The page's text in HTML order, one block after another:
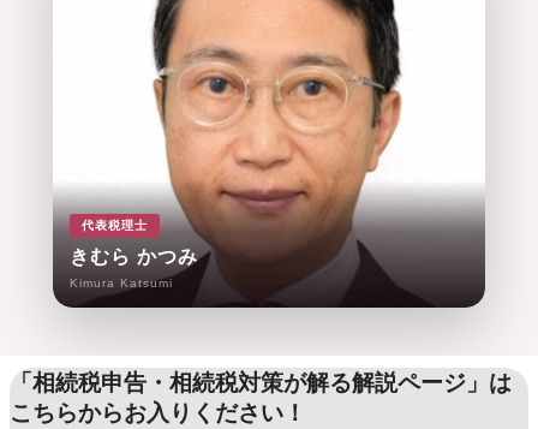
代表税理士
きむら かつみ
Kimura Katsumi
「相続税申告・相続税対策が解る解説ページ」は
こちらからお入りください！